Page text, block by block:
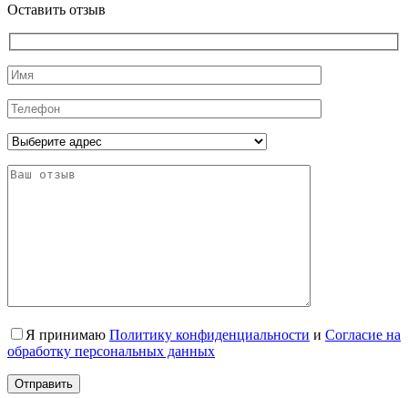
Оставить отзыв
Я принимаю Политику конфиденциальности и Согласие на
обработку персональных данных